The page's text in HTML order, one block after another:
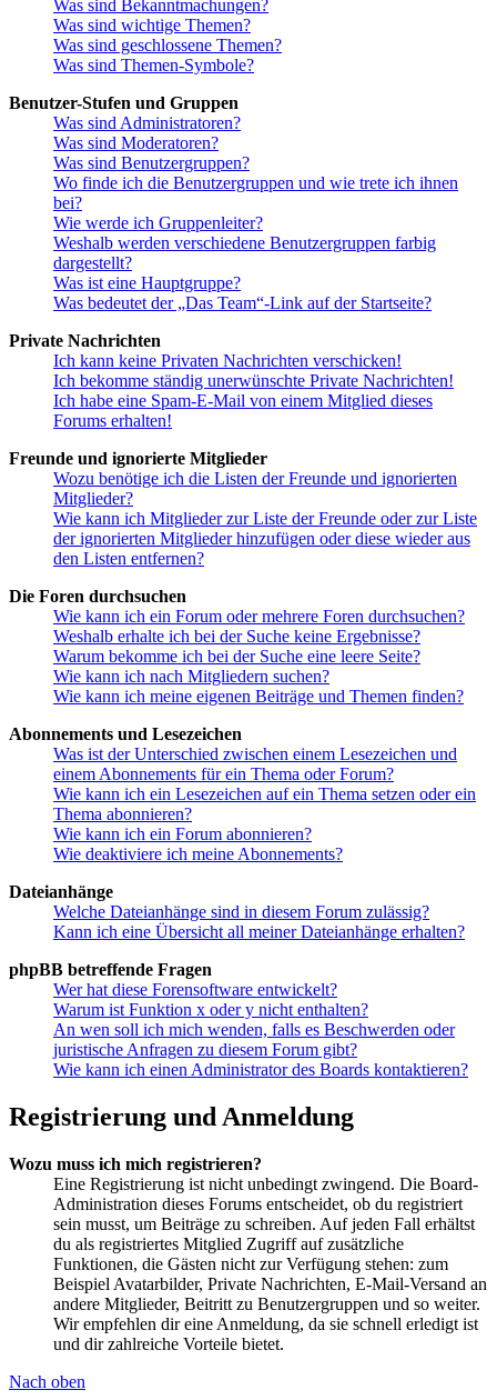
Was sind Bekanntmachungen?
Was sind wichtige Themen?
Was sind geschlossene Themen?
Was sind Themen-Symbole?
Benutzer-Stufen und Gruppen
Was sind Administratoren?
Was sind Moderatoren?
Was sind Benutzergruppen?
Wo finde ich die Benutzergruppen und wie trete ich ihnen
bei?
Wie werde ich Gruppenleiter?
Weshalb werden verschiedene Benutzergruppen farbig
dargestellt?
Was ist eine Hauptgruppe?
Was bedeutet der „Das Team“-Link auf der Startseite?
Private Nachrichten
Ich kann keine Privaten Nachrichten verschicken!
Ich bekomme ständig unerwünschte Private Nachrichten!
Ich habe eine Spam-E-Mail von einem Mitglied dieses
Forums erhalten!
Freunde und ignorierte Mitglieder
Wozu benötige ich die Listen der Freunde und ignorierten
Mitglieder?
Wie kann ich Mitglieder zur Liste der Freunde oder zur Liste
der ignorierten Mitglieder hinzufügen oder diese wieder aus
den Listen entfernen?
Die Foren durchsuchen
Wie kann ich ein Forum oder mehrere Foren durchsuchen?
Weshalb erhalte ich bei der Suche keine Ergebnisse?
Warum bekomme ich bei der Suche eine leere Seite?
Wie kann ich nach Mitgliedern suchen?
Wie kann ich meine eigenen Beiträge und Themen finden?
Abonnements und Lesezeichen
Was ist der Unterschied zwischen einem Lesezeichen und
einem Abonnements für ein Thema oder Forum?
Wie kann ich ein Lesezeichen auf ein Thema setzen oder ein
Thema abonnieren?
Wie kann ich ein Forum abonnieren?
Wie deaktiviere ich meine Abonnements?
Dateianhänge
Welche Dateianhänge sind in diesem Forum zulässig?
Kann ich eine Übersicht all meiner Dateianhänge erhalten?
phpBB betreffende Fragen
Wer hat diese Forensoftware entwickelt?
Warum ist Funktion x oder y nicht enthalten?
An wen soll ich mich wenden, falls es Beschwerden oder
juristische Anfragen zu diesem Forum gibt?
Wie kann ich einen Administrator des Boards kontaktieren?
Registrierung und Anmeldung
Wozu muss ich mich registrieren?
Eine Registrierung ist nicht unbedingt zwingend. Die Board-
Administration dieses Forums entscheidet, ob du registriert
sein musst, um Beiträge zu schreiben. Auf jeden Fall erhältst
du als registriertes Mitglied Zugriff auf zusätzliche
Funktionen, die Gästen nicht zur Verfügung stehen: zum
Beispiel Avatarbilder, Private Nachrichten, E-Mail-Versand an
andere Mitglieder, Beitritt zu Benutzergruppen und so weiter.
Wir empfehlen dir eine Anmeldung, da sie schnell erledigt ist
und dir zahlreiche Vorteile bietet.
Nach oben